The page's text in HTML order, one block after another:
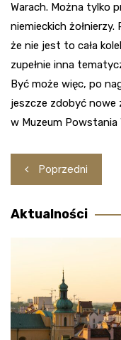
Warach. Można tylko
niemieckich
że nie jest to cała
zupełnie inna
Być może więc, po
jeszcze zdobyć nowe
w Muzeum Powstania
Nawigacja
wpisu
Poprzedni
Aktualności